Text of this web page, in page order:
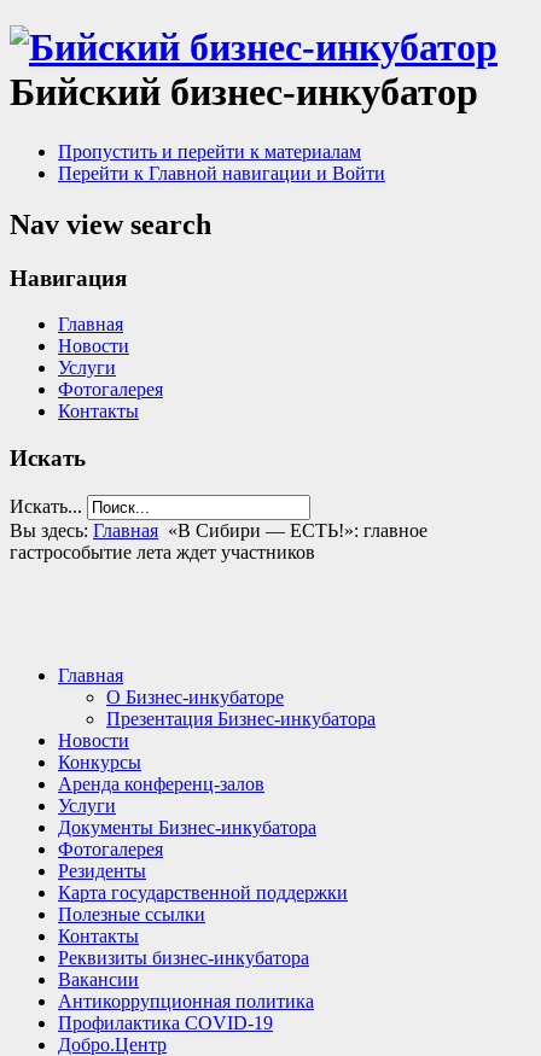
Бийский бизнес-инкубатор
Пропустить и перейти к материалам
Перейти к Главной навигации и Войти
Nav view search
Навигация
Главная
Новости
Услуги
Фотогалерея
Контакты
Искать
Искать...
Вы здесь: Главная «В Сибири — ЕСТЬ!»: главное
гастрособытие лета ждет участников
Главная
О Бизнес-инкубаторе
Презентация Бизнес-инкубатора
Новости
Конкурсы
Аренда конференц-залов
Услуги
Документы Бизнес-инкубатора
Фотогалерея
Резиденты
Карта государственной поддержки
Полезные ссылки
Контакты
Реквизиты бизнес-инкубатора
Вакансии
Антикоррупционная политика
Профилактика COVID-19
Добро.Центр